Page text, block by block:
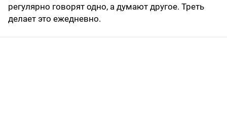
регулярно говорят одно, а думают другое. Треть
делает это ежедневно.